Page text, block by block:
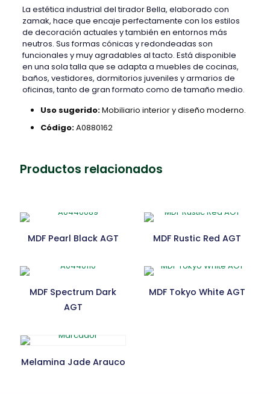
La estética industrial del tirador Bella, elaborado con
zamak, hace que encaje perfectamente con los estilos
de decoración actuales y también en entornos más
neutros. Sus formas cónicas y redondeadas son
funcionales y muy agradables al tacto. Está disponible
en una sola talla que se adapta a muebles de cocinas,
baños, vestidores, dormitorios juveniles y armarios de
oficinas, tanto de gran formato como de tamaño medio.
Uso sugerido:Mobiliario interior y diseño moderno.
Código:A0880162
Productos relacionados
MDF Pearl Black AGT MDF Rustic Red AGT
MDF Spectrum Dark
AGT
MDF Tokyo White AGT
Melamina Jade Arauco